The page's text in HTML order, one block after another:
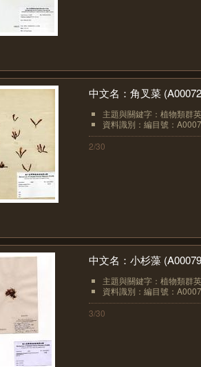
中文名：角叉菜
主題與關鍵字：植物類群
資料識別：編目號：
2/30
中文名：小杉藻
主題與關鍵字：植物類群
資料識別：編目號：
3/30